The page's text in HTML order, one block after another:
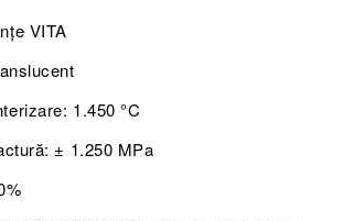
VITA
1.450 °C
± 1.250 MPa